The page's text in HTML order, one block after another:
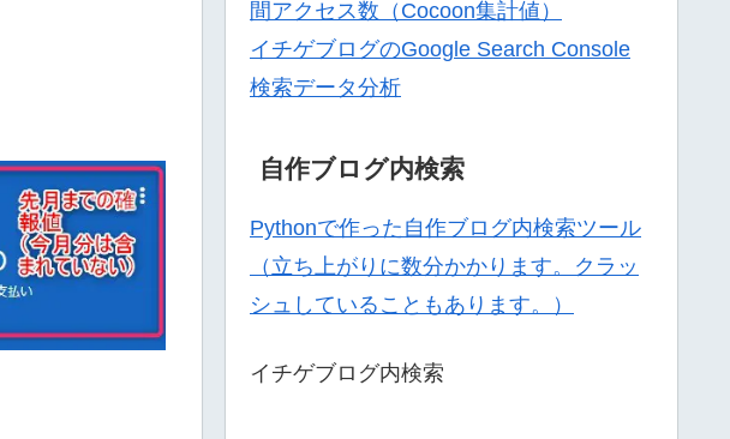
間アクセス数（Cocoon集計値）
イチゲブログのGoogle Search Console
検索データ分析
自作ブログ内検索
Pythonで作った自作ブログ内検索ツール
（立ち上がりに数分かかります。クラッ
シュしていることもあります。）
イチゲブログ内検索